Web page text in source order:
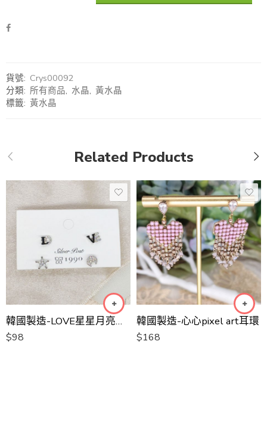
貨號: Crys00092
分類: 所有商品, 水晶, 黃水晶
標籤: 黃水晶
Related Products
韓國製造-LOVE星星月亮耳環一包4款
$98
韓國製造-心心pixel art耳環
$168